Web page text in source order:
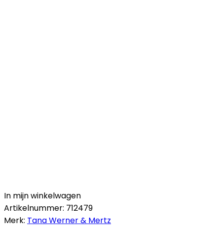
In mijn winkelwagen
Artikelnummer: 712479
Merk: Tana Werner & Mertz